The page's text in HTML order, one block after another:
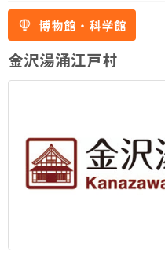
博物館・科学館
金沢湯涌江戸村